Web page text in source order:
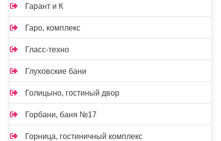
Гарант и К
Гаро, комплекс
Гласс-техно
Глуховские бани
Голицыно, гостиный двор
Горбани, баня №17
Горница, гостиничный комплекс